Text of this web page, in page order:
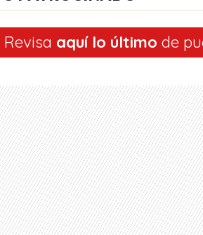
Revisa aquí lo último de